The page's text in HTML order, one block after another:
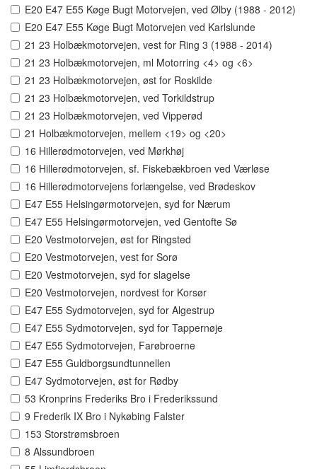
E20 E47 E55 Køge Bugt Motorvejen, ved Ølby (1988 - 2012)
E20 E47 E55 Køge Bugt Motorvejen ved Karlslunde
21 23 Holbækmotorvejen, vest for Ring 3 (1988 - 2014)
21 23 Holbækmotorvejen, ml Motorring <4> og <6>
21 23 Holbækmotorvejen, øst for Roskilde
21 23 Holbækmotorvejen, ved Torkildstrup
21 23 Holbækmotorvejen, ved Vipperød
21 Holbækmotorvejen, mellem <19> og <20>
16 Hillerødmotorvejen, ved Mørkhøj
16 Hillerødmotorvejen, sf. Fiskebækbroen ved Værløse
16 Hillerødmotorvejens forlængelse, ved Brødeskov
E47 E55 Helsingørmotorvejen, syd for Nærum
E47 E55 Helsingørmotorvejen, ved Gentofte Sø
E20 Vestmotorvejen, øst for Ringsted
E20 Vestmotorvejen, vest for Sorø
E20 Vestmotorvejen, syd for slagelse
E20 Vestmotorvejen, nordvest for Korsør
E47 E55 Sydmotorvejen, syd for Algestrup
E47 E55 Sydmotorvejen, syd for Tappernøje
E47 E55 Sydmotorvejen, Farøbroerne
E47 E55 Guldborgsundtunnellen
E47 Sydmotorvejen, øst for Rødby
53 Kronprins Frederiks Bro i Frederikssund
9 Frederik IX Bro i Nykøbing Falster
153 Storstrømsbroen
8 Alssundbroen